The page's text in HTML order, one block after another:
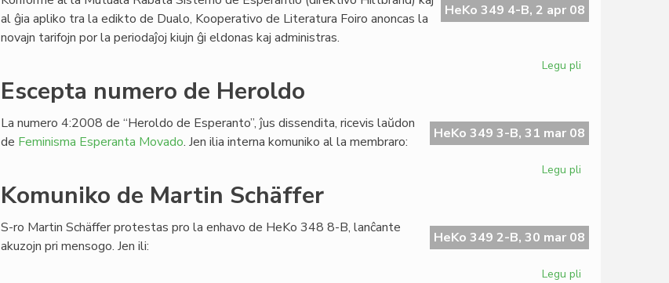
MEF
HeKo 349 4-B, 2 apr 08
al ĝia apliko tra la edikto de Dualo, Kooperativo de Literatura Foiro anoncas la
novajn tarifojn por la periodaĵoj kiujn ĝi eldonas kaj administras.
Legu pli
LF-
koop
Escepta numero de Heroldo
HeKo 349 3-B, 31 mar 08
La numero 4:2008 de “Heroldo de Esperanto”, ĵus dissendita, ricevis laŭdon
de Feminisma Esperanta Movado. Jen ilia interna komuniko al la membraro:
Legu pli
Heroldo
Komuniko de Martin Schäffer
HeKo 349 2-B, 30 mar 08
S-ro Martin Schäffer protestas pro la enhavo de HeKo 348 8-B, lanĉante
akuzojn pri mensogo. Jen ili:
Legu pli